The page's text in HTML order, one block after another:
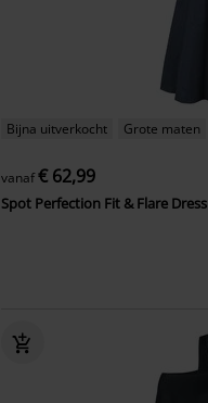
Bijna uitverkocht Grote maten
vanaf€ 62,99
Spot Perfection Fit & Flare Dress